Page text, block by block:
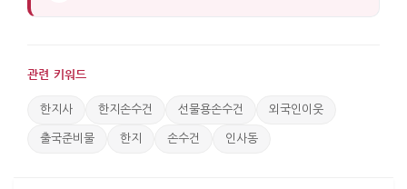
관련 키워드
한지사 한지손수건 선물용손수건 외국인이웃
출국준비물 한지 손수건 인사동